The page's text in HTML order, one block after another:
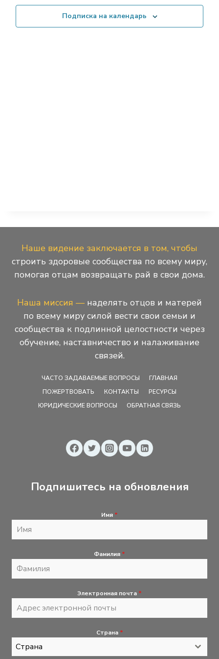
Подписка на календарь
Наше видение заключается в том, чтобы
строить здоровые сообщества по всему миру,
помогая отцам возвращать рай в свои дома.
Наша миссия — наделять отцов и матерей
по всему миру силой вести свои семьи и
сообщества к подлинной целостности через
обучение, наставничество и налаживание
связей.
ЧАСТО ЗАДАВАЕМЫЕ ВОПРОСЫ
ГЛАВНАЯ
ПОЖЕРТВОВАТЬ
КОНТАКТЫ
РЕСУРСЫ
ЮРИДИЧЕСКИЕ ВОПРОСЫ
ОБРАТНАЯ СВЯЗЬ
Подпишитесь на обновления
Имя *
Фамилия *
Электронная почта *
Страна *
Страна